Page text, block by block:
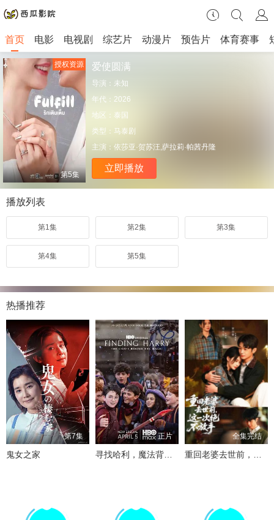
首页 电影 电视剧 综艺片 动漫片 预告片 体育赛事
第5集
授权资源 爱使圆满
导演： 未知
年代： 2026
地区： 泰国
类型： 马泰剧
主演： 依莎亚·贺苏汪,萨拉莉·帕茜丹隆
立即播放
播放列表
第1集 第2集 第3集
第4集 第5集
热播推荐
第7集
鬼女之家
正片
寻找哈利，魔法背后的匠心
全集完结
重回老婆去世前，这一次绝不放手